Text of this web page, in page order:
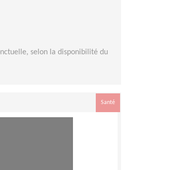
selon la disponibilité du
Santé